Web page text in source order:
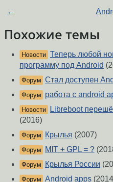
←
Похожие темы
Новости Теперь любой
программу под Android
Форум Стал доступен
Форум работа с android
Новости
Libreboot
(2016)
Форум Крылья (2007)
Форум MIT + GPL = ?
Форум Крылья России
Форум Android apps